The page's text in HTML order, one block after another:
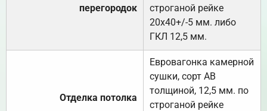
перегородок
строганой рейке
20х40+/-5 мм. либо
ГКЛ 12,5 мм.
Отделка потолка
Евровагонка камерной
сушки, сорт АВ
толщиной, 12,5 мм. по
строганой рейке